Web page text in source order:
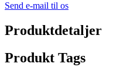
Send e-mail til os
Produktdetaljer
Produkt Tags